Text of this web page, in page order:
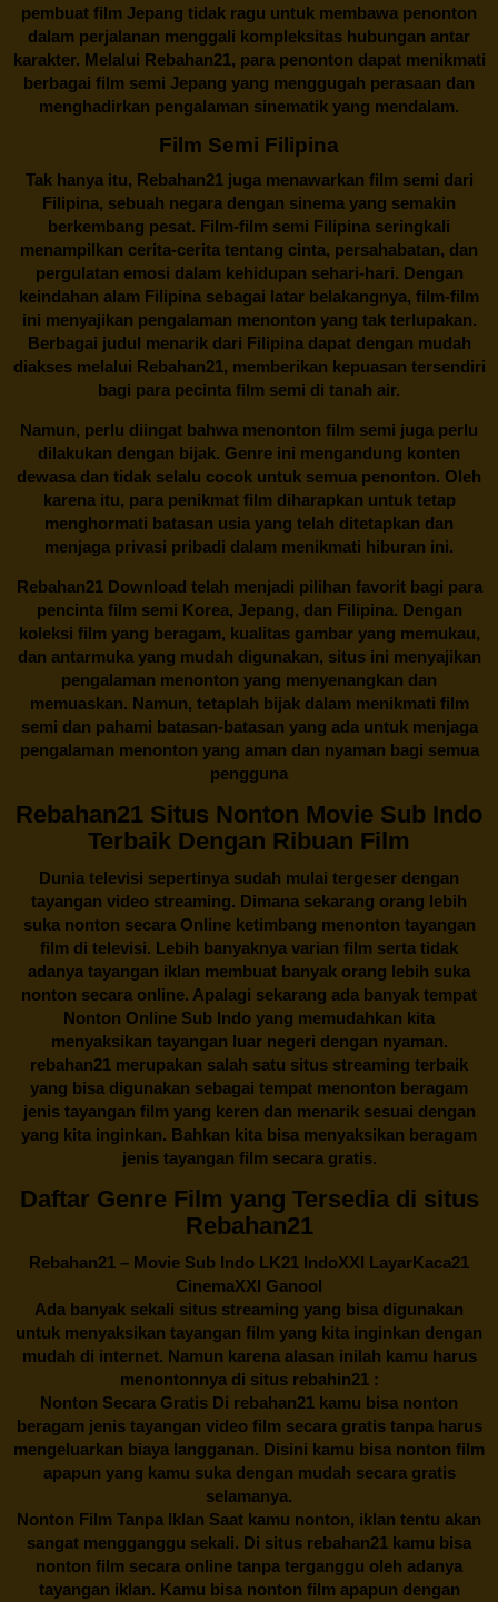
pembuat film Jepang tidak ragu untuk membawa penonton
dalam perjalanan menggali kompleksitas hubungan antar
karakter. Melalui Rebahan21, para penonton dapat menikmati
berbagai film semi Jepang yang menggugah perasaan dan
menghadirkan pengalaman sinematik yang mendalam.
Film Semi Filipina
Tak hanya itu, Rebahan21juga menawarkan film semi dari
Filipina, sebuah negara dengan sinema yang semakin
berkembang pesat. Film-film semi Filipina seringkali
menampilkan cerita-cerita tentang cinta, persahabatan, dan
pergulatan emosi dalam kehidupan sehari-hari. Dengan
keindahan alam Filipina sebagai latar belakangnya, film-film
ini menyajikan pengalaman menonton yang tak terlupakan.
Berbagai judul menarik dari Filipina dapat dengan mudah
diakses melalui Rebahan21, memberikan kepuasan tersendiri
bagi para pecinta film semi di tanah air.
Namun, perlu diingat bahwa menonton film semi juga perlu
dilakukan dengan bijak. Genre ini mengandung konten
dewasa dan tidak selalu cocok untuk semua penonton. Oleh
karena itu, para penikmat film diharapkan untuk tetap
menghormati batasan usia yang telah ditetapkan dan
menjaga privasi pribadi dalam menikmati hiburan ini.
Rebahan21Download telah menjadi pilihan favorit bagi para
pencinta film semi Korea, Jepang, dan Filipina. Dengan
koleksi film yang beragam, kualitas gambar yang memukau,
dan antarmuka yang mudah digunakan, situs ini menyajikan
pengalaman menonton yang menyenangkan dan
memuaskan. Namun, tetaplah bijak dalam menikmati film
semi dan pahami batasan-batasan yang ada untuk menjaga
pengalaman menonton yang aman dan nyaman bagi semua
pengguna
Rebahan21 Situs Nonton Movie Sub Indo
Terbaik Dengan Ribuan Film
Dunia televisi sepertinya sudah mulai tergeser dengan
tayangan video streaming. Dimana sekarang orang lebih
suka nonton secara Online ketimbang menonton tayangan
film di televisi. Lebih banyaknya varian film serta tidak
adanya tayangan iklan membuat banyak orang lebih suka
nonton secara online. Apalagi sekarang ada banyak tempat
Nonton Online Sub Indo yang memudahkan kita
menyaksikan tayangan luar negeri dengan nyaman.
rebahan21 merupakan salah satu situs streaming terbaik
yang bisa digunakan sebagai tempat menonton beragam
jenis tayangan film yang keren dan menarik sesuai dengan
yang kita inginkan. Bahkan kita bisa menyaksikan beragam
jenis tayangan film secara gratis.
Daftar Genre Film yang Tersedia di situs
Rebahan21
Rebahan21 – Movie Sub Indo LK21 IndoXXI LayarKaca21
CinemaXXI Ganool
Ada banyak sekali situs streaming yang bisa digunakan
untuk menyaksikan tayangan film yang kita inginkan dengan
mudah di internet. Namun karena alasan inilah kamu harus
menontonnya di situs rebahin21 :
Nonton Secara Gratis Di rebahan21 kamu bisa nonton
beragam jenis tayangan video film secara gratis tanpa harus
mengeluarkan biaya langganan. Disini kamu bisa nonton film
apapun yang kamu suka dengan mudah secara gratis
selamanya.
Nonton Film Tanpa Iklan Saat kamu nonton, iklan tentu akan
sangat mengganggu sekali. Di situs rebahan21 kamu bisa
nonton film secara online tanpa terganggu oleh adanya
tayangan iklan. Kamu bisa nonton film apapun dengan